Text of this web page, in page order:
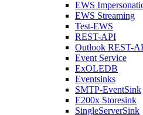
EWS
EWS Streaming
Test-EWS
REST-API
Outlook REST-
Event Service
ExOLEDB
Eventsinks
SMTP-EventSink
E200x Storesink
SingleServerSink